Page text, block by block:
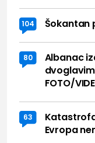
104 Šokantan
80
Albanac
FOTO/
63
Evropa